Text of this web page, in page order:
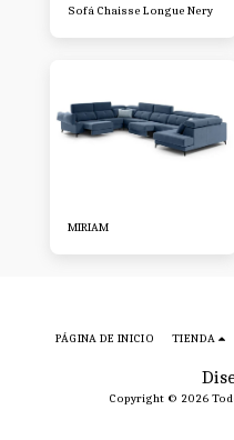
Sofá Chaisse Longue Nery
MIRIAM
Copyright © 2026
PÁGINA DE INICIO TIENDA